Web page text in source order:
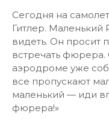
Сегодня на
Гитлер. Маленький
видеть. Он просит
встречать
аэродроме уже
все пропускают
маленький — иди
фюрера!»